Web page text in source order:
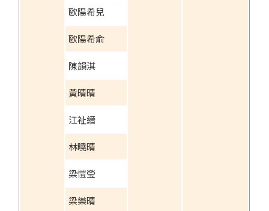
歐陽希兒
歐陽希俞
陳韻淇
黃晴晴
江祉縉
林曉晴
梁愷瑩
梁樂晴